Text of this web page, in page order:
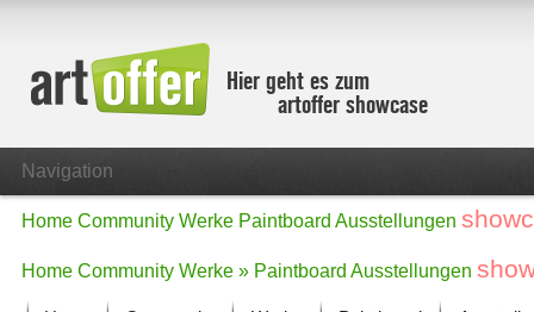
Hier geht es zum
artoffer showcase
Navigation
Home Community Werke Paintboard Ausstellungen
Home Community Werke » Paintboard Ausstellungen